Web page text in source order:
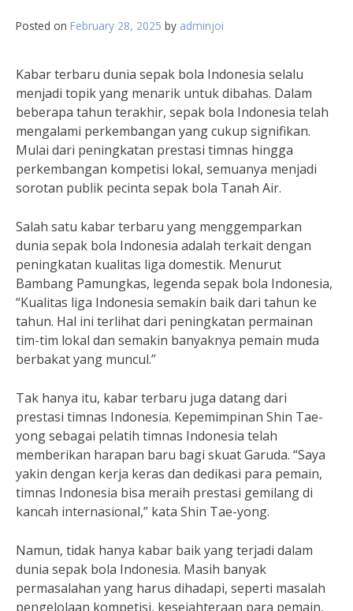
Posted on February 28, 2025 by adminjoi
Kabar terbaru dunia sepak bola Indonesia selalu
menjadi topik yang menarik untuk dibahas. Dalam
beberapa tahun terakhir, sepak bola Indonesia telah
mengalami perkembangan yang cukup signifikan.
Mulai dari peningkatan prestasi timnas hingga
perkembangan kompetisi lokal, semuanya menjadi
sorotan publik pecinta sepak bola Tanah Air.
Salah satu kabar terbaru yang menggemparkan
dunia sepak bola Indonesia adalah terkait dengan
peningkatan kualitas liga domestik. Menurut
Bambang Pamungkas, legenda sepak bola Indonesia,
“Kualitas liga Indonesia semakin baik dari tahun ke
tahun. Hal ini terlihat dari peningkatan permainan
tim-tim lokal dan semakin banyaknya pemain muda
berbakat yang muncul.”
Tak hanya itu, kabar terbaru juga datang dari
prestasi timnas Indonesia. Kepemimpinan Shin Tae-
yong sebagai pelatih timnas Indonesia telah
memberikan harapan baru bagi skuat Garuda. “Saya
yakin dengan kerja keras dan dedikasi para pemain,
timnas Indonesia bisa meraih prestasi gemilang di
kancah internasional,” kata Shin Tae-yong.
Namun, tidak hanya kabar baik yang terjadi dalam
dunia sepak bola Indonesia. Masih banyak
permasalahan yang harus dihadapi, seperti masalah
pengelolaan kompetisi, kesejahteraan para pemain,